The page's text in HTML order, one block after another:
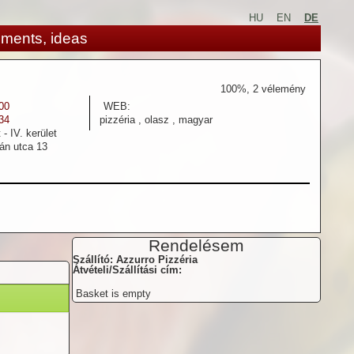
HU EN DE
ideas
100%,2 vélemény
- IV. kerület
utca 13
WEB:
pizzéria , olasz , magyar
Rendelésem
Szállító: Azzurro Pizzéria
Átvételi/Szállítási cím:
Basket is empty